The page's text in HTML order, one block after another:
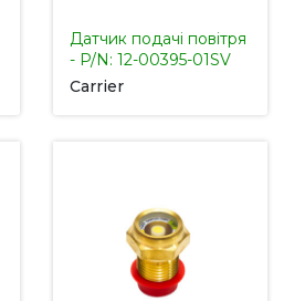
Датчик подачі повітря
- P/N: 12-00395-01SV
Carrier